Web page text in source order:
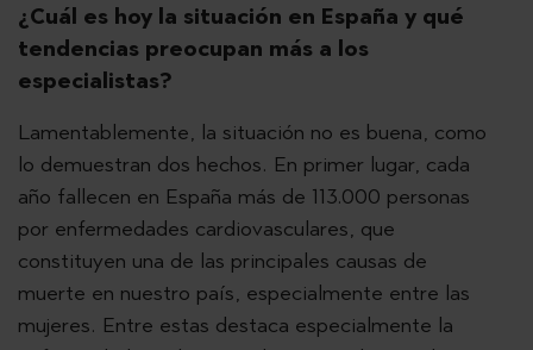
¿Cuál es hoy la situación en España y qué
tendencias preocupan más a los
especialistas?
Lamentablemente, la situación no es buena, como
lo demuestran dos hechos. En primer lugar, cada
año fallecen en España más de 113.000 personas
por enfermedades cardiovasculares, que
constituyen una de las principales causas de
muerte en nuestro país, especialmente entre las
mujeres. Entre estas destaca especialmente la